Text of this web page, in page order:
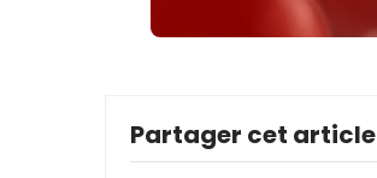
Partager cet article